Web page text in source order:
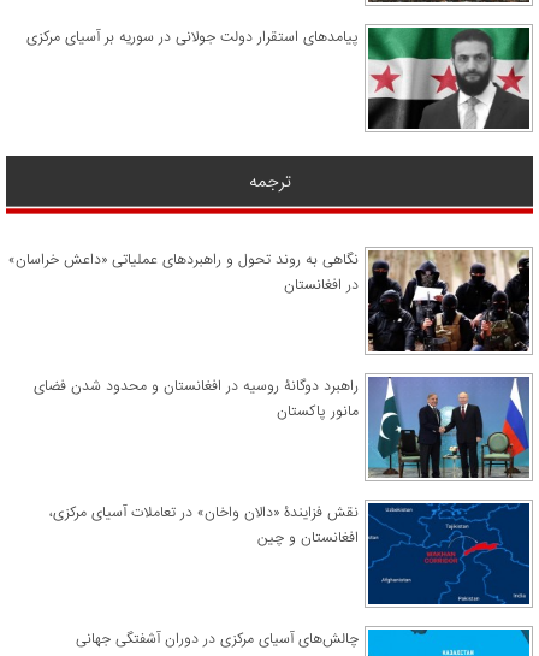
پیامدهای استقرار دولت جولانی در سوریه بر آسیای مرکزی
ترجمه
نگاهی به روند تحول و راهبردهای عملیاتی «داعش خراسان»
در افغانستان
راهبرد دوگانۀ روسیه در افغانستان و محدود شدن فضای
مانور پاکستان
نقش فزایندۀ «دالان واخان» در تعاملات آسیای مرکزی،
افغانستان و چین
چالش‌های آسیای مرکزی در دوران آشفتگی جهانی